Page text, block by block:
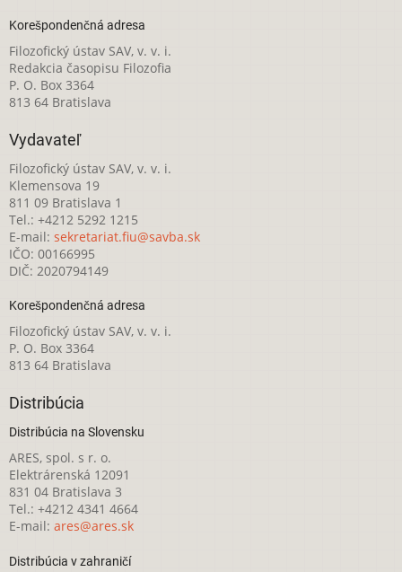
Korešpondenčná adresa
Filozofický ústav SAV, v. v. i.
Redakcia časopisu Filozofia
P. O. Box 3364
813 64 Bratislava
Vydavateľ
Filozofický ústav SAV, v. v. i.
Klemensova 19
811 09 Bratislava 1
Tel.: +4212 5292 1215
E-mail: sekretariat.fiu@savba.sk
IČO: 00166995
DIČ: 2020794149
Korešpondenčná adresa
Filozofický ústav SAV, v. v. i.
P. O. Box 3364
813 64 Bratislava
Distribúcia
Distribúcia na Slovensku
ARES, spol. s r. o.
Elektrárenská 12091
831 04 Bratislava 3
Tel.: +4212 4341 4664
E-mail: ares@ares.sk
Distribúcia v zahraničí